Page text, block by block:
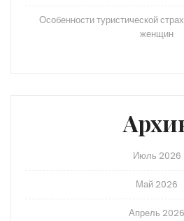
Особенности туристической
женщин
Июль 2026
Май 2026
Апрель 2026